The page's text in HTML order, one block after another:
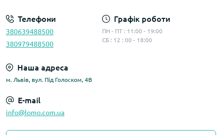
Телефони
380639488500
380979488500
Графік роботи
ПН - ПТ : 11:00 - 19:00
СБ : 12 : 00 - 18:00
Наша адреса
м. Львів, вул. Під Голоском, 4В
E-mail
info@lomo.com.ua